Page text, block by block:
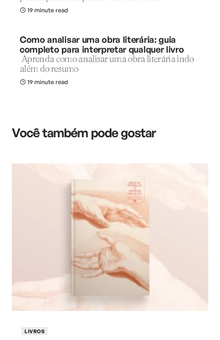
19 minute read
Como analisar uma obra literária: guia
completo para interpretar qualquer livro
Aprenda como analisar uma obra literária indo
além do resumo
19 minute read
Você também pode gostar
LIVROS